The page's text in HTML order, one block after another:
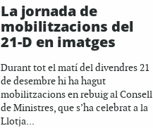
La jornada de
mobilitzacions del
21-D en imatges
Durant tot el matí del divendres 21
de desembre hi ha hagut
mobilitzacions en rebuig al Consell
de Ministres, que s’ha celebrat a la
Llotja...